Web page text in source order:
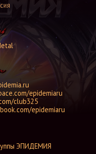
epidemiaru
club325
epidemiaru
ЭПИДЕМИЯ